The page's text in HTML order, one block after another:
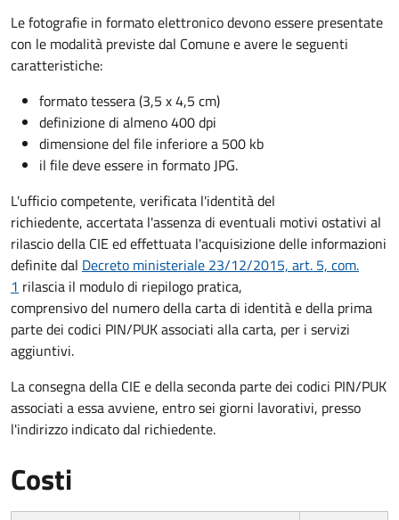
Le fotografie in formato elettronico devono essere presentate
con le modalità previste dal Comune e avere le seguenti
caratteristiche:
formato tessera (3,5 x 4,5 cm)
definizione di almeno 400 dpi
dimensione del file inferiore a 500 kb
il file deve essere in formato JPG.
L'ufficio competente, verificata l'identità del
richiedente, accertata l'assenza di eventuali motivi ostativi al
rilascio della CIE ed effettuata l'acquisizione delle informazioni
definite dal Decreto ministeriale 23/12/2015, art. 5, com.
1 rilascia il modulo di riepilogo pratica,
comprensivo del numero della carta di identità e della prima
parte dei codici PIN/PUK associati alla carta, per i servizi
aggiuntivi.
La consegna della CIE e della seconda parte dei codici PIN/PUK
associati a essa avviene, entro sei giorni lavorativi, presso
l'indirizzo indicato dal richiedente.
Costi